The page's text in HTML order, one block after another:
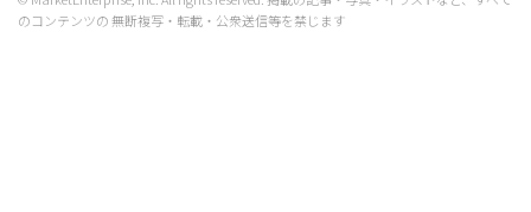
のコンテンツの 無断複写・転載・公衆送信等を禁じます